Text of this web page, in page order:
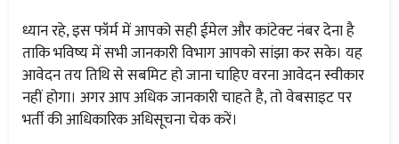
ध्यान रहे, इस फॉर्म में आपको सही ईमेल और कांटेक्ट नंबर देना है
ताकि भविष्य में सभी जानकारी विभाग आपको सांझा कर सके। यह
आवेदन तय तिथि से सबमिट हो जाना चाहिए वरना आवेदन स्वीकार
नहीं होगा। अगर आप अधिक जानकारी चाहते है, तो वेबसाइट पर
भर्ती की आधिकारिक अधिसूचना चेक करें।